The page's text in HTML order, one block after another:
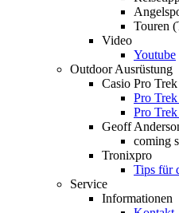
Touren
Video
Youtube
Outdoor Ausrüstung
Casio Pro Trek
Pro
Pro
Geoff
coming
Tronixpro
Tips für
Service
Informationen